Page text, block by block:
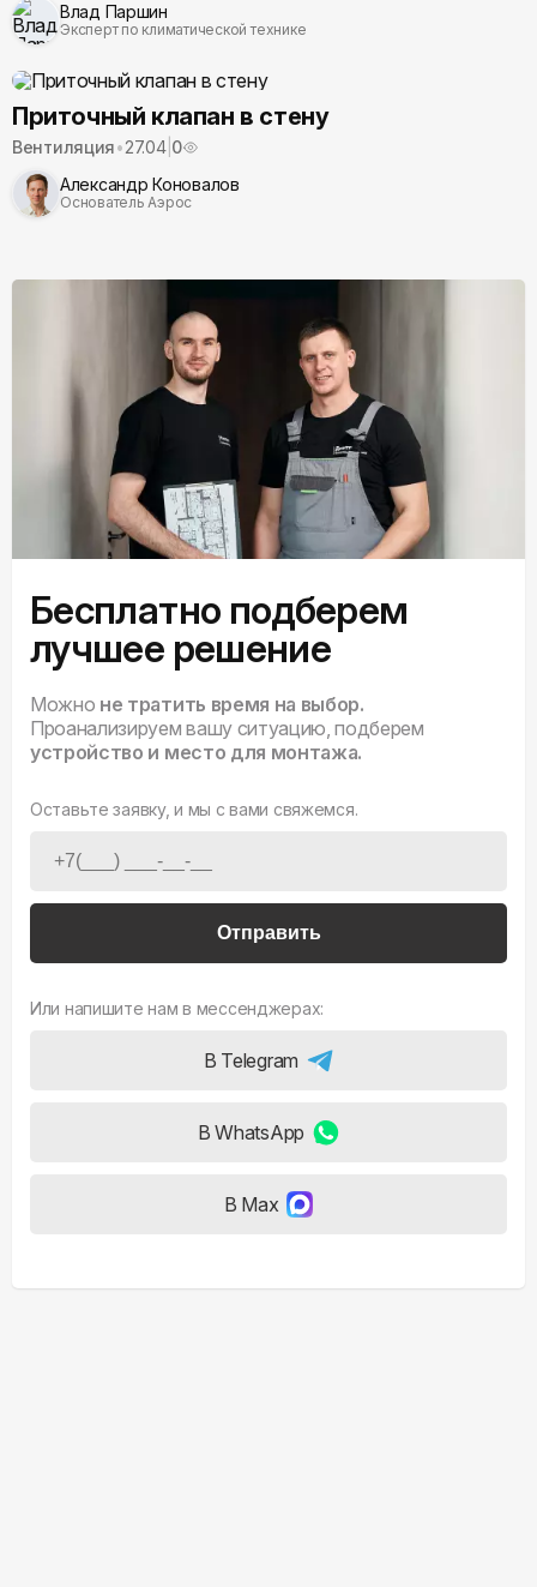
Влад Паршин
Эксперт по климатической технике
Приточный клапан в стену
Вентиляция•27.04| 0
Александр Коновалов
Основатель Аэрос
Бесплатно подберем
лучшее решение
Можно не тратить время на выбор.
Проанализируем вашу ситуацию, подберем
устройство и место для монтажа.
Оставьте заявку, и мы с вами свяжемся.
Отправить
Или напишите нам в мессенджерах:
В Telegram
В WhatsApp
В Max